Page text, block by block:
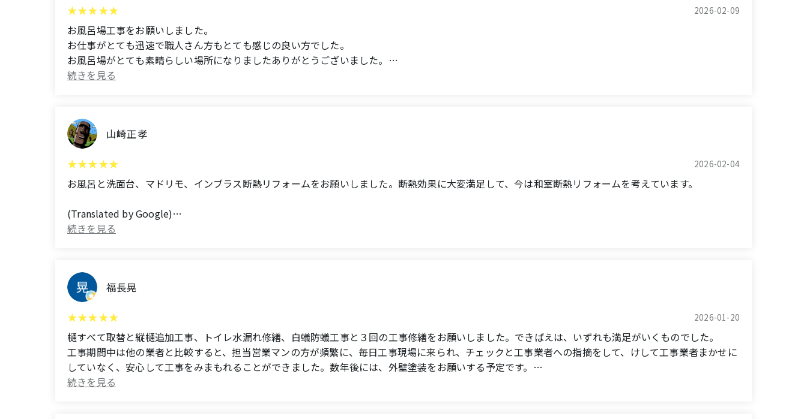
We look forward to working with you again on the kitchen.
Thanks to Mr. Hirano and Mr. Koga, the finished result is more than perfect. We are truly grateful. We would definitely like to request their services
again next time.
2026-02-09
お風呂場工事をお願いしました。
お仕事がとても迅速で職人さん方もとても感じの良い方でした。
お風呂場がとても素晴らしい場所になりましたありがとうございました。
The work was done very quickly and the craftsmen were very nice.
Thank you so much for making our bathroom a wonderful place.
山崎正孝
2026-02-04
お風呂と洗面台、マドリモ、インブラス断熱リフォームをお願いしました。断熱効果に大変満足して、今は和室断熱リフォームを考えています。
(Translated by Google)
I had my bathroom and sink renovated with Madrimo and Inbras insulation. I am very satisfied with the insulation effect, and am now thinking
福長晃
2026-01-20
樋すべて取替と縦樋追加工事、トイレ水漏れ修繕、白蟻防蟻工事と３回の工事修繕をお願いしました。できばえは、いずれも満足がいくものでした。
工事期間中は他の業者と比較すると、担当営業マンの方が頻繁に、毎日工事現場に来られ、チェックと工事業者への指摘をして、けして工事業者まかせに
していなく、安心して工事をみまもれることができました。数年後には、外壁塗装をお願いする予定です。